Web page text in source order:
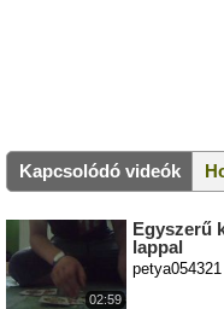
Kapcsolódó videók
02:59
Egyszerű
lappal
petya054321